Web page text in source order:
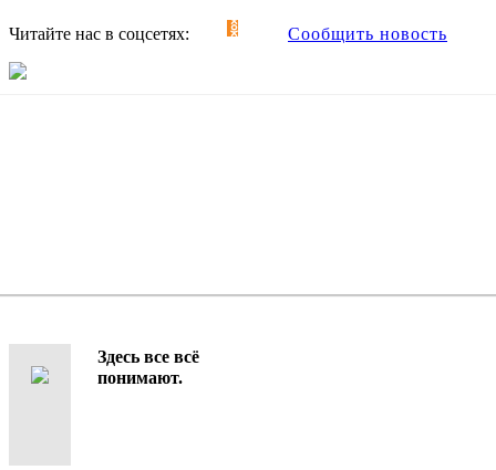
Читайте нас в соцсетях: Сообщить новость
Здесь все всё
понимают.